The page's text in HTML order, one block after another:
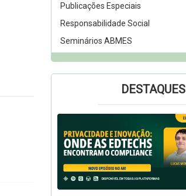
Publicações Especiais
Responsabilidade Social
Seminários ABMES
DESTAQUES